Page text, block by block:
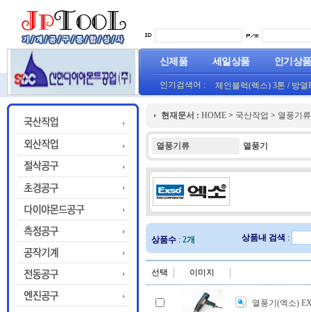
신제품 세일상품 인기상품
인기검색어 : 체인블럭(렉스) 3톤 / 방열
(오렌지) (1롤50M)
프로라인 줄자(코메론)자
현재문서 : HOME > 국산작업 > 열풍기류
열풍기류 열풍기
상품수 : 2개 상품내 검색 :
선택 이미지
열풍기(엑소)